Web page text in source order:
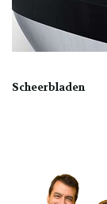
Scheerbladen